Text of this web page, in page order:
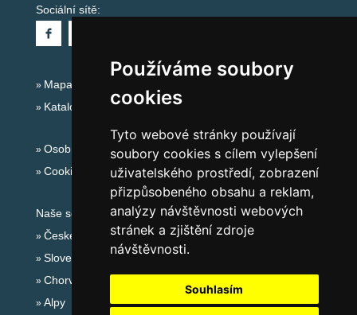
Používáme soubory
cookies
Tyto webové stránky používají
soubory cookies s cílem vylepšení
uživatelského prostředí, zobrazení
přizpůsobeného obsahu a reklam,
analýzy návštěvnosti webových
stránek a zjištění zdroje
návštěvnosti.
Souhlasím
Sociální sítě:
Mapa serveru Alpy - Rakousko
Katalog ubytování
Osobní údaje
Cookies
Naše servery:
České hory
Slovenské hory
Chorvatsko
Alpy